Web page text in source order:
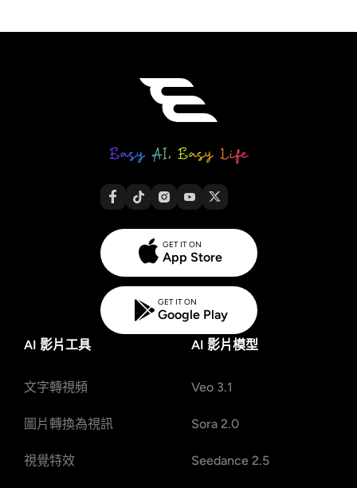
GET IT ON
App Store
GET IT ON
Google Play
AI 影片工具
文字轉視頻
圖片轉換為視訊
視覺特效
AI 影片模型
Veo 3.1
Sora 2.0
Seedance 2.5